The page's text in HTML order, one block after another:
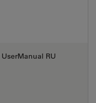
UserManual RU